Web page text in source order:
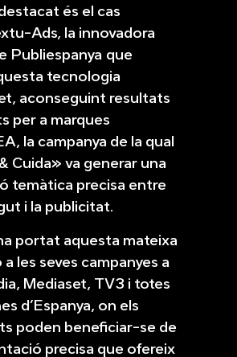
és el cas
Ads, la innovadora
Publiespanya que
tecnologia
aconseguint resultats
per a marques
la campanya de la qual
Cuida» va generar una
temàtica precisa entre
i la publicitat.
portat aquesta mateixa
les seves campanyes a
Mediaset, TV3 i totes
d’Espanya, on els
poden beneficiar-se de
precisa que ofereix